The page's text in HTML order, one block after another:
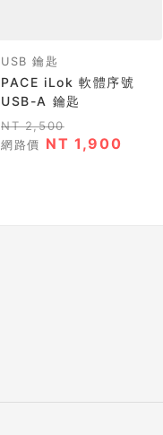
USB 鑰匙
PACE iLok 軟體序號
USB-A 鑰匙
NT 2,500
網路價 NT 1,900